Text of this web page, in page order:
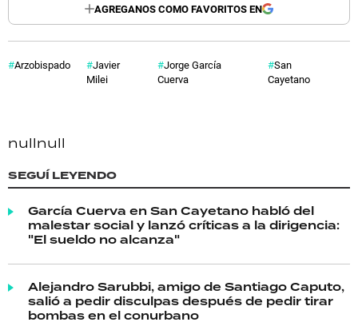
AGREGANOS COMO FAVORITOS EN
Arzobispado
Javier
Milei
Jorge García
Cuerva
San
Cayetano
nullnull
SEGUÍ LEYENDO
García Cuerva en San Cayetano habló del
malestar social y lanzó críticas a la dirigencia:
"El sueldo no alcanza"
Alejandro Sarubbi, amigo de Santiago Caputo,
salió a pedir disculpas después de pedir tirar
bombas en el conurbano